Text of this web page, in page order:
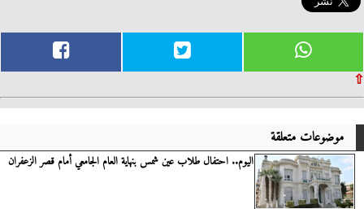
⇧
موضوعات متعلقة
اليوم.. احتفال طلاب عين شمس بنهاية العام الجامعي أمام قصر الزعفران